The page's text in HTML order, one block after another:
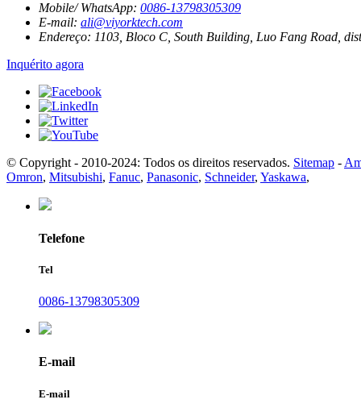
Mobile/ WhatsApp: 0086-13798305309
E-mail: ali@viyorktech.com
Endereço: 1103, Bloco C, South Building, Luo Fang Road,
Inquérito agora
© Copyright - 2010-2024: Todos os direitos reservados. Sitemap -
Omron, Mitsubishi, Fanuc, Panasonic, Schneider, Yaskawa,
Telefone
Tel
0086-13798305309
E-mail
E-mail